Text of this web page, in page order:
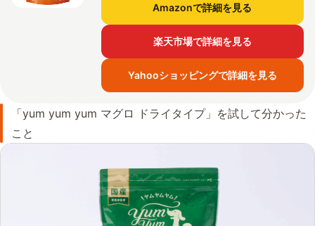
Amazonで詳細を見る
楽天市場で詳細を見る
Yahooショッピングで詳細を見る
「yum yum yum マグロ ドライタイプ」を試して分かった
こと